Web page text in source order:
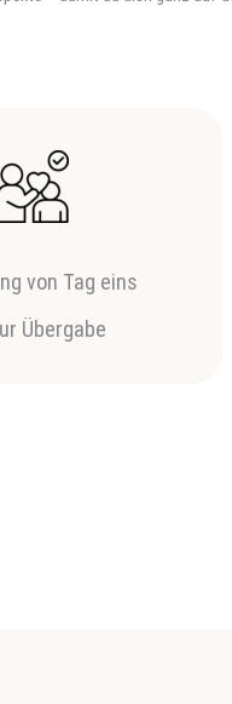
von Tag eins
Übergabe